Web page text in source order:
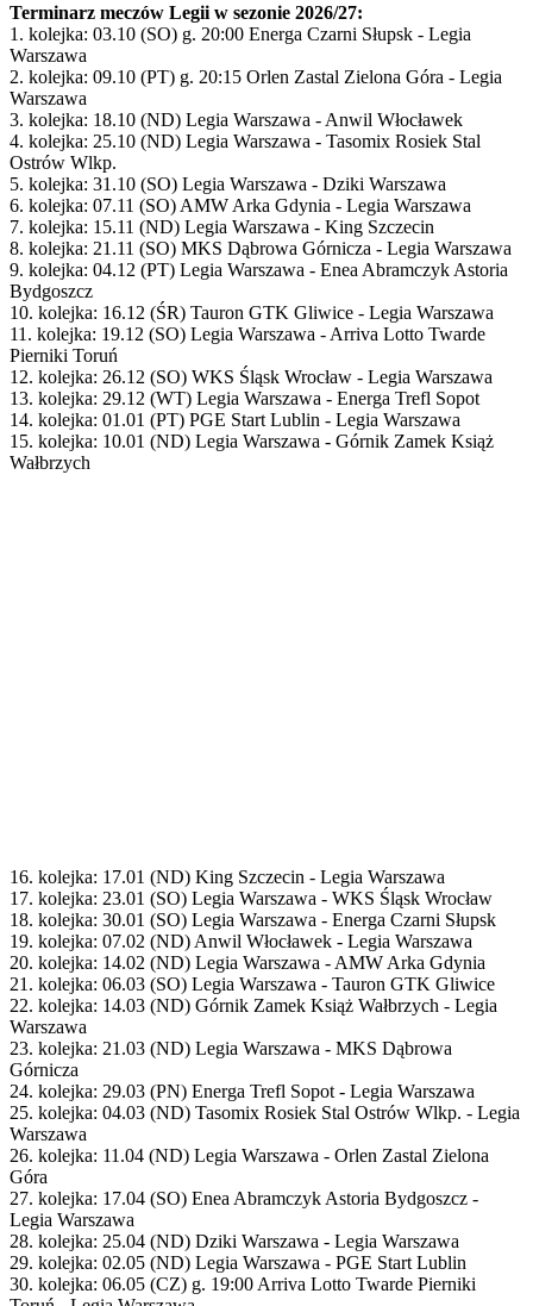
Terminarz meczów Legii w sezonie 2026/27:
1. kolejka: 03.10 (SO) g. 20:00 Energa Czarni Słupsk - Legia
Warszawa
2. kolejka: 09.10 (PT) g. 20:15 Orlen Zastal Zielona Góra - Legia
Warszawa
3. kolejka: 18.10 (ND) Legia Warszawa - Anwil Włocławek
4. kolejka: 25.10 (ND) Legia Warszawa - Tasomix Rosiek Stal
Ostrów Wlkp.
5. kolejka: 31.10 (SO) Legia Warszawa - Dziki Warszawa
6. kolejka: 07.11 (SO) AMW Arka Gdynia - Legia Warszawa
7. kolejka: 15.11 (ND) Legia Warszawa - King Szczecin
8. kolejka: 21.11 (SO) MKS Dąbrowa Górnicza - Legia Warszawa
9. kolejka: 04.12 (PT) Legia Warszawa - Enea Abramczyk Astoria
Bydgoszcz
10. kolejka: 16.12 (ŚR) Tauron GTK Gliwice - Legia Warszawa
11. kolejka: 19.12 (SO) Legia Warszawa - Arriva Lotto Twarde
Pierniki Toruń
12. kolejka: 26.12 (SO) WKS Śląsk Wrocław - Legia Warszawa
13. kolejka: 29.12 (WT) Legia Warszawa - Energa Trefl Sopot
14. kolejka: 01.01 (PT) PGE Start Lublin - Legia Warszawa
15. kolejka: 10.01 (ND) Legia Warszawa - Górnik Zamek Książ
Wałbrzych
16. kolejka: 17.01 (ND) King Szczecin - Legia Warszawa
17. kolejka: 23.01 (SO) Legia Warszawa - WKS Śląsk Wrocław
18. kolejka: 30.01 (SO) Legia Warszawa - Energa Czarni Słupsk
19. kolejka: 07.02 (ND) Anwil Włocławek - Legia Warszawa
20. kolejka: 14.02 (ND) Legia Warszawa - AMW Arka Gdynia
21. kolejka: 06.03 (SO) Legia Warszawa - Tauron GTK Gliwice
22. kolejka: 14.03 (ND) Górnik Zamek Książ Wałbrzych - Legia
Warszawa
23. kolejka: 21.03 (ND) Legia Warszawa - MKS Dąbrowa
Górnicza
24. kolejka: 29.03 (PN) Energa Trefl Sopot - Legia Warszawa
25. kolejka: 04.03 (ND) Tasomix Rosiek Stal Ostrów Wlkp. - Legia
Warszawa
26. kolejka: 11.04 (ND) Legia Warszawa - Orlen Zastal Zielona
Góra
27. kolejka: 17.04 (SO) Enea Abramczyk Astoria Bydgoszcz -
Legia Warszawa
28. kolejka: 25.04 (ND) Dziki Warszawa - Legia Warszawa
29. kolejka: 02.05 (ND) Legia Warszawa - PGE Start Lublin
30. kolejka: 06.05 (CZ) g. 19:00 Arriva Lotto Twarde Pierniki